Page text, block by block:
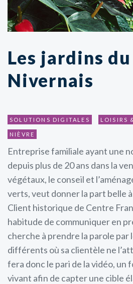
Les jardins du
Nivernais
SOLUTIONS DIGITALES LOISIRS
NIÈVRE
Entreprise familiale ayant une
depuis plus de 20 ans dans la
végétaux, le conseil et
verts, veut donner la part belle
Client historique de Centre
habitude de communiquer en
cherche à prendre la parole par
différents où sa clientèle ne
fera donc le pari de la vidéo, un
vivant afin de capter une cible